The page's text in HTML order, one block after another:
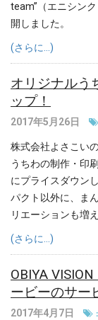
team”（エニシン
開しました。
(さらに…)
オリジナルう
ップ！
2017年5月26日
株式会社よさこい
うちわの制作・印
にプライスダウン
パクト以外に、ま
リエーションも増
(さらに…)
OBIYA
ービーのサー
2017年4月7日 ：